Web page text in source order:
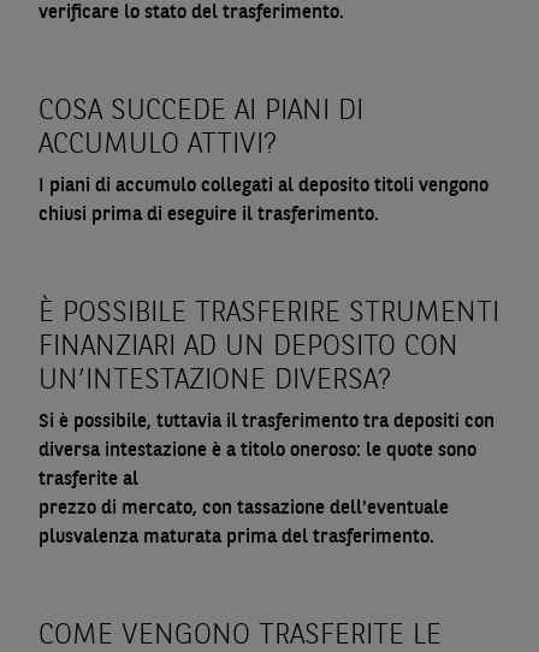
verificare lo stato del trasferimento.
COSA SUCCEDE AI PIANI DI
ACCUMULO ATTIVI?
I piani di accumulo collegati al deposito titoli vengono
chiusi prima di eseguire il trasferimento.
È POSSIBILE TRASFERIRE STRUMENTI
FINANZIARI AD UN DEPOSITO CON
UN’INTESTAZIONE DIVERSA?
Si è possibile, tuttavia il trasferimento tra depositi con
diversa intestazione è a titolo oneroso: le quote sono
trasferite al
prezzo di mercato, con tassazione dell'eventuale
plusvalenza maturata prima del trasferimento.
COME VENGONO TRASFERITE LE